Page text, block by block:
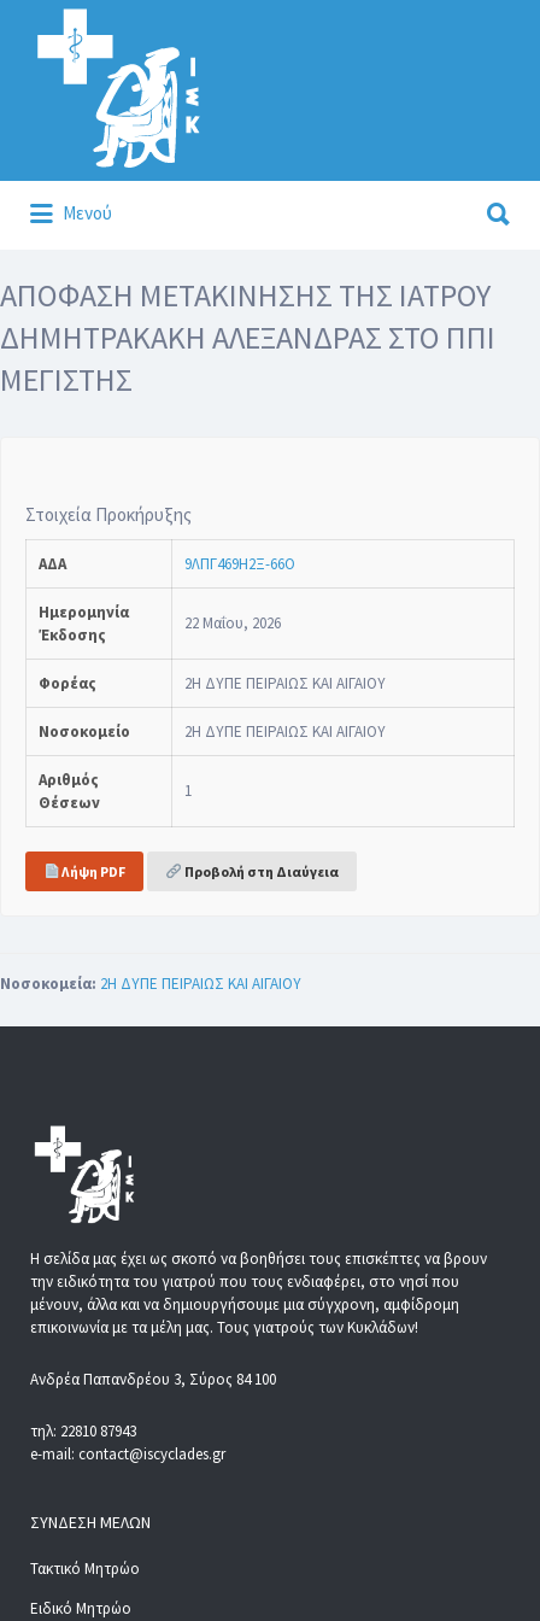
Αναζήτηση
για:
Μενού
για:
ΑΠΟΦΑΣΗ ΜΕΤΑΚΙΝΗΣΗΣ ΤΗΣ ΙΑΤΡΟΥ
ΔΗΜΗΤΡΑΚΑΚΗ ΑΛΕΞΑΝΔΡΑΣ ΣΤΟ ΠΠΙ
ΜΕΓΙΣΤΗΣ
Στοιχεία Προκήρυξης
ΑΔΑ 9ΛΠΓ469Η2Ξ-66Ο
Ημερομηνία
Έκδοσης
22 Μαΐου, 2026
Φορέας 2Η ΔΥΠΕ ΠΕΙΡΑΙΩΣ ΚΑΙ ΑΙΓΑΙΟΥ
Νοσοκομείο 2Η ΔΥΠΕ ΠΕΙΡΑΙΩΣ ΚΑΙ ΑΙΓΑΙΟΥ
Αριθμός
Θέσεων
1
Λήψη PDF Προβολή στη Διαύγεια
Νοσοκομεία: 2Η ΔΥΠΕ ΠΕΙΡΑΙΩΣ ΚΑΙ ΑΙΓΑΙΟΥ
Η σελίδα μας έχει ως σκοπό να βοηθήσει τους επισκέπτες να βρουν
την ειδικότητα του γιατρού που τους ενδιαφέρει, στο νησί που
μένουν, άλλα και να δημιουργήσουμε μια σύγχρονη, αμφίδρομη
επικοινωνία με τα μέλη μας. Τους γιατρούς των Κυκλάδων!
Ανδρέα Παπανδρέου 3, Σύρος 84 100
τηλ: 22810 87943
e-mail: contact@iscyclades.gr
ΣΎΝΔΕΣΗ ΜΕΛΏΝ
Τακτικό Μητρώο
Ειδικό Μητρώο